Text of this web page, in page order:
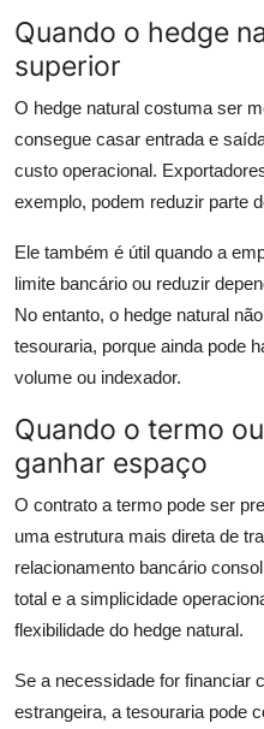
Quando o hedge
superior
O hedge natural costuma ser
consegue casar entrada e
custo operacional.
exemplo, podem reduzir parte
Ele também é útil quando a
limite bancário ou reduzir
No entanto, o hedge natural
tesouraria, porque ainda pode
volume ou indexador.
Quando o termo
ganhar espaço
O contrato a termo pode ser
uma estrutura mais direta de
relacionamento bancário
total e a simplicidade
flexibilidade do hedge natural.
Se a necessidade for financiar
estrangeira, a tesouraria pode